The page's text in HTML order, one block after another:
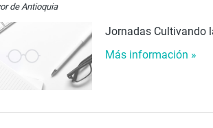
de Antioquia
Jornadas Cultivando
Más información »